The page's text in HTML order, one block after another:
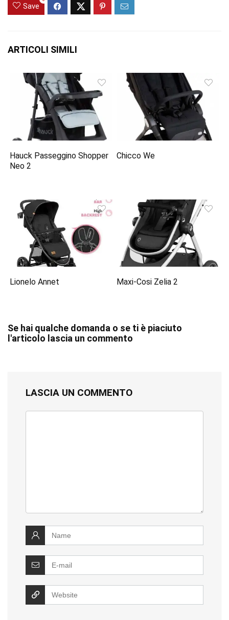
Save
ARTICOLI SIMILI
Hauck Passeggino Shopper
Neo 2
Chicco We
Lionelo Annet Maxi-Cosi Zelia 2
Se hai qualche domanda o se ti è piaciuto
l'articolo lascia un commento
LASCIA UN COMMENTO